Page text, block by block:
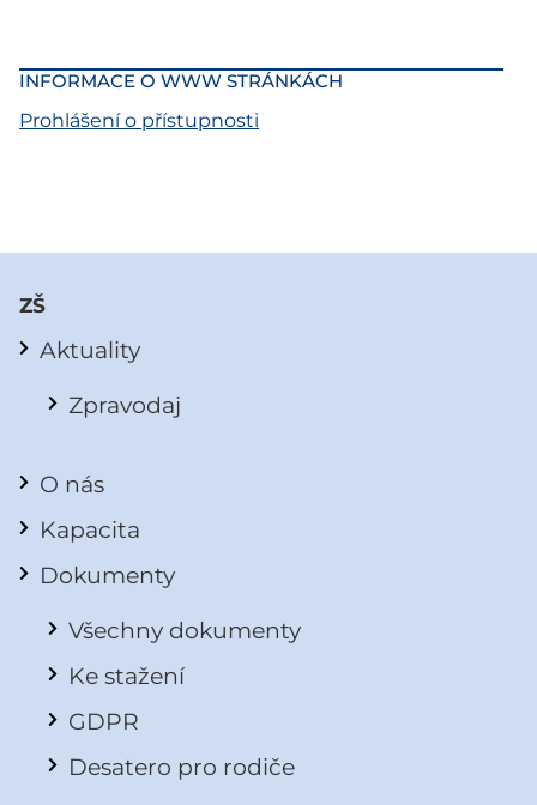
INFORMACE O WWW STRÁNKÁCH
Prohlášení o přístupnosti
ZŠ
Aktuality
Zpravodaj
O nás
Kapacita
Dokumenty
Všechny dokumenty
Ke stažení
GDPR
Desatero pro rodiče